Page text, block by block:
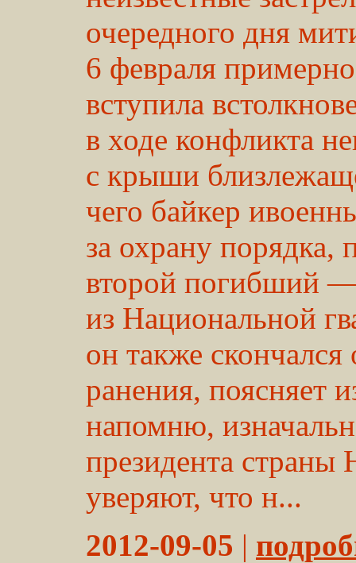
очередного дня
6 февраля
вступила
в ходе конфликта
с крыши
чего байкер
за охрану
второй погибший
из Национальной
он также скончался
ранения, поясняет
напомню,
президента
уверяют, что н...
2012-09-05 |